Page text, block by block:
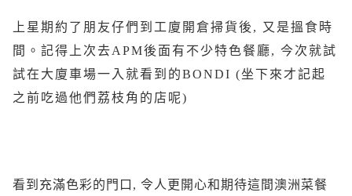
上星期約了朋友仔們到工廈開倉掃貨後, 又是搵食時
間。記得上次去APM後面有不少特色餐廳, 今次就試
試在大廈車場一入就看到的BONDI (坐下來才記起
之前吃過他們荔枝角的店呢)
看到充滿色彩的門口, 令人更開心和期待這間澳洲菜餐